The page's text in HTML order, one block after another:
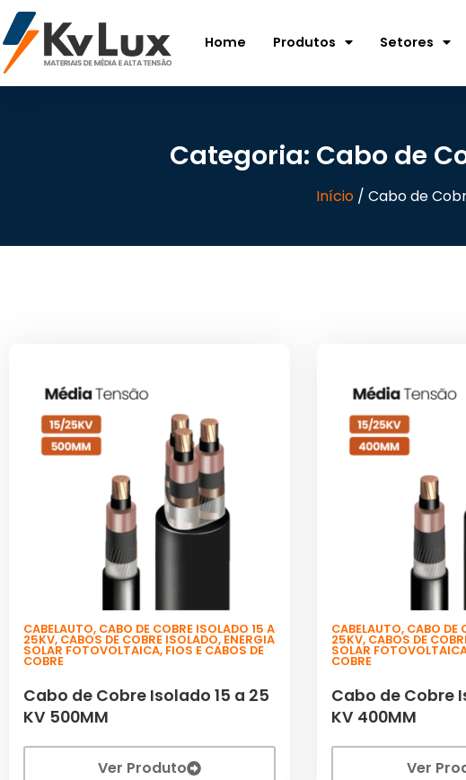
Home Produtos Setores
Categoria: Cabo de
Início / Cabo de
CABELAUTO, CABO DE COBRE ISOLADO 15 A
25KV, CABOS DE COBRE ISOLADO, ENERGIA
SOLAR FOTOVOLTAICA, FIOS E CABOS DE
COBRE
Cabo de Cobre Isolado 15 a 25
KV 500MM
Ver Produto
CABELAUTO, CABO DE
25KV, CABOS DE
SOLAR
COBRE
Cabo de Cobre
KV 400MM
Ver